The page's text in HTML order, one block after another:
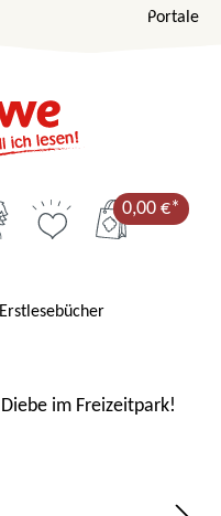
Portale
0,00 €*
Erstlesebücher